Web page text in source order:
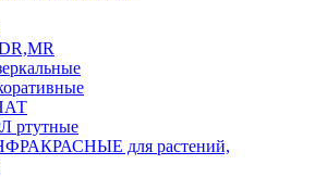
ртутные
для растений,